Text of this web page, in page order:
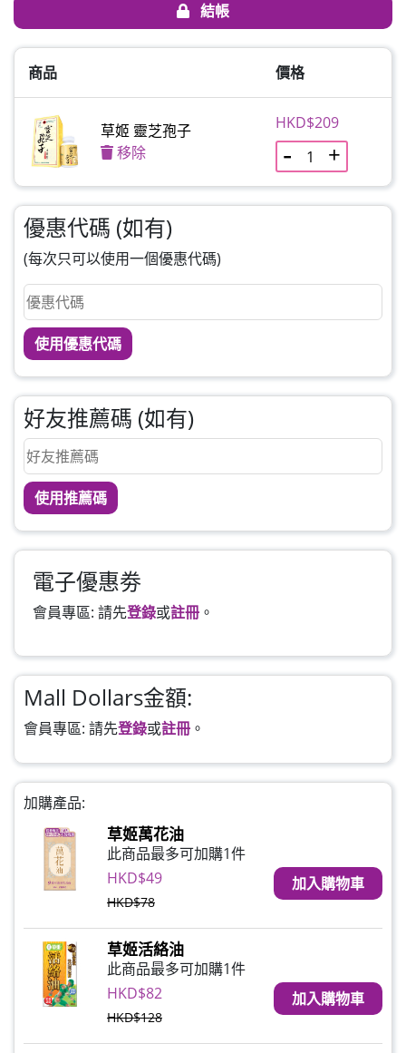
結帳
商品 價格
草姬 靈芝孢子
移除
HKD$209
優惠代碼 (如有)
(每次只可以使用一個優惠代碼)
使用優惠代碼
好友推薦碼 (如有)
使用推薦碼
電子優惠劵
會員專區: 請先登錄或註冊 。
Mall Dollars金額:
會員專區: 請先登錄或註冊 。
加購產品:
草姬萬花油
此商品最多可加購1件
HKD$49
HKD$78
加入購物車
草姬活絡油
此商品最多可加購1件
HKD$82
HKD$128
加入購物車